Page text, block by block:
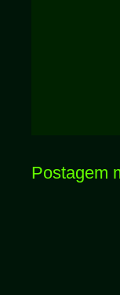
Postagem